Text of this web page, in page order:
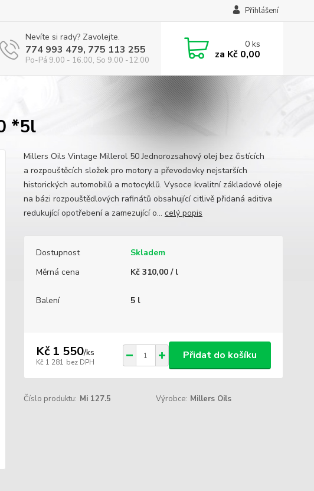
Přihlášení
Nevíte si rady? Zavolejte.
774 993 479, 775 113 255
Po-Pá 9.00 - 16.00, So 9.00 -12.00
0ks
za Kč 0,00
*5l
Millers Oils Vintage Millerol 50 Jednorozsahový olej bez čistících
a rozpouštěcích složek pro motory a převodovky nejstarších
historických automobilů a motocyklů. Vysoce kvalitní základové oleje
na bázi rozpouštědlových rafinátů obsahující citlivě přidaná aditiva
redukující opotřebení a zamezující o... celý popis
Dostupnost
Skladem
Měrná cena
Kč 310,00 / l
Balení 5 l
Kč 1 550/ks
Kč 1 281 bez DPH
Přidat do košíku
Číslo produktu: Mi 127.5 Výrobce: Millers Oils